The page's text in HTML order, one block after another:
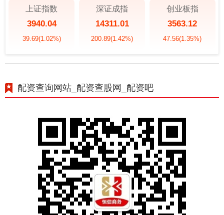
上证指数
3940.04
39.69(1.02%)
深证成指
14311.01
200.89(1.42%)
创业板指
3563.12
47.56(1.35%)
配资查询网站_配资查股网_配资吧